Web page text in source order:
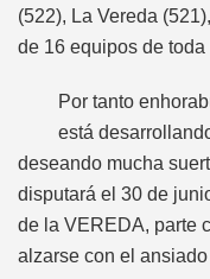
(522), La Vereda
de 16 equipos de toda
Por tanto
está
deseando mucha
disputará el 30 de
de la VEREDA, parte
alzarse con el